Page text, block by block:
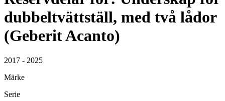
dubbeltvättställ, med två lådor
(Geberit Acanto)
2017 - 2025
Märke
Serie